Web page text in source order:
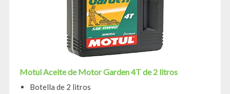
Motul Aceite de Motor Garden 4T de 2 litros
Botella de 2 litros